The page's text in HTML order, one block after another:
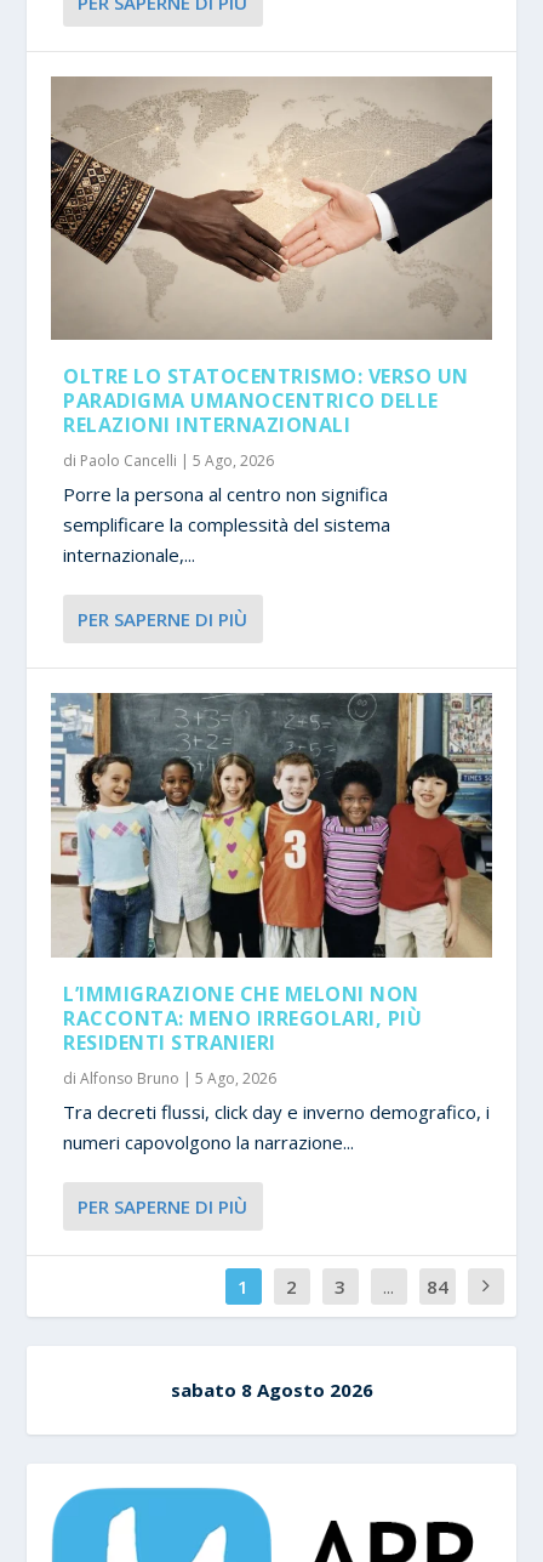
OLTRE LO STATOCENTRISMO: VERSO UN
PARADIGMA UMANOCENTRICO DELLE
RELAZIONI INTERNAZIONALI
di Paolo Cancelli |5 Ago, 2026
Porre la persona al centro non significa
semplificare la complessità del sistema
internazionale,...
PER SAPERNE DI PIÙ
L’IMMIGRAZIONE CHE MELONI NON
RACCONTA: MENO IRREGOLARI, PIÙ
RESIDENTI STRANIERI
diAlfonso Bruno |5 Ago, 2026
Tra decreti flussi, click day e inverno demografico, i
numeri capovolgono la narrazione...
PER SAPERNE DI PIÙ
1 2 3 ... 84
sabato 8 Agosto 2026